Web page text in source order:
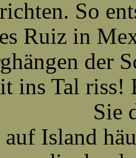
So
Ruiz in
der
ins Tal riss!
Sie
Island